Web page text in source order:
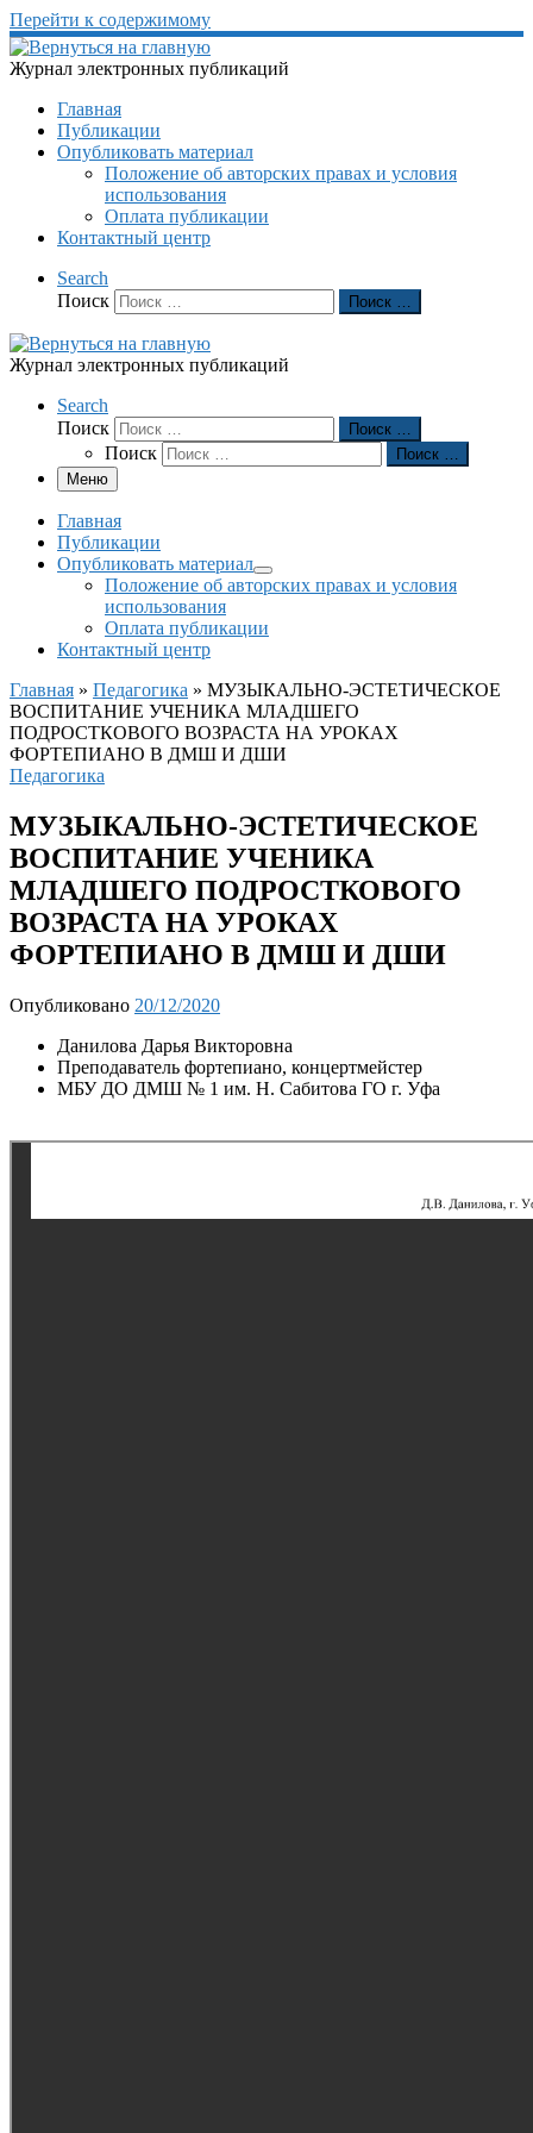
Перейти к содержимому
Журнал электронных публикаций
Главная
Публикации
Опубликовать материал
Положение об авторских правах и условия
использования
Оплата публикации
Контактный центр
Search
Поиск
Поиск …
Журнал электронных публикаций
Search
Поиск
Поиск …
Поиск
Поиск …
Меню
Главная
Публикации
Опубликовать материал
Положение об авторских правах и условия
использования
Оплата публикации
Контактный центр
Главная » Педагогика » МУЗЫКАЛЬНО-ЭСТЕТИЧЕСКОЕ
ВОСПИТАНИЕ УЧЕНИКА МЛАДШЕГО
ПОДРОСТКОВОГО ВОЗРАСТА НА УРОКАХ
ФОРТЕПИАНО В ДМШ И ДШИ
Педагогика
МУЗЫКАЛЬНО-ЭСТЕТИЧЕСКОЕ
ВОСПИТАНИЕ УЧЕНИКА
МЛАДШЕГО ПОДРОСТКОВОГО
ВОЗРАСТА НА УРОКАХ
ФОРТЕПИАНО В ДМШ И ДШИ
Опубликовано 20/12/2020
Данилова Дарья Викторовна
Преподаватель фортепиано, концертмейстер
МБУ ДО ДМШ № 1 им. Н. Сабитова ГО г. Уфа